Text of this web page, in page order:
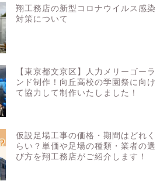
翔工務店の新型コロナウイルス感染
対策について
【東京都文京区】人力メリーゴーラ
ンド制作！向丘高校の学園祭に向け
て協力して制作いたしました！
仮設足場工事の価格・期間はどれく
らい？単価や足場の種類・業者の選
び方を翔工務店がご紹介します！